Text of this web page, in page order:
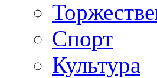
Спорт
Культура